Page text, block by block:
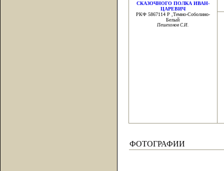
СКАЗОЧНОГО ПОЛКА ИВАН-
ЦАРЕВИЧ
РКФ 5867114 Р ,Темно-Соболино-
Белый
Пешехонов С.И.
ФОТОГРАФИИ